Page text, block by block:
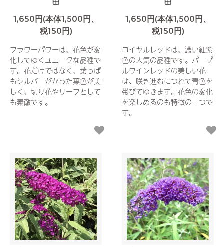
1,650円(本体1,500円、
税150円)
フラワーパワーは、花色が変
化してゆくユニークな品種で
す。花だけではなく、葉っぱ
もシルバーがかった葉色が美
しく、切り花やリーフとして
も素敵です。
1,650円(本体1,500円、
税150円)
ロイヤルレッドは、濃い紅紫
色の人気の品種です。パープ
ルワインレッドの美しい花
は、咲き進むにつれて青色を
帯びてゆきます。花色の変化
を楽しめるのも特徴の一つで
す。